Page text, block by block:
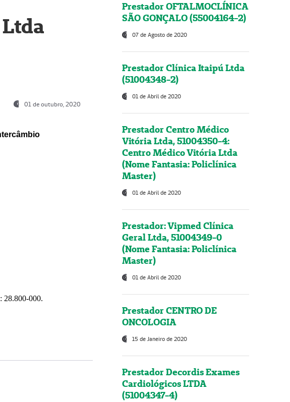
01 de outubro, 2020
28.800-000.
Prestador OFTALMOCLÍNICA
SÃO GONÇALO (55004164-2)
07 de Agosto de 2020
Prestador Clínica Itaipú Ltda
(51004348-2)
01 de Abril de 2020
Prestador Centro Médico
Vitória Ltda, 51004350-4:
Centro Médico Vitória Ltda
(Nome Fantasia: Policlínica
Master)
01 de Abril de 2020
Prestador: Vipmed Clínica
Geral Ltda, 51004349-0
(Nome Fantasia: Policlínica
Master)
01 de Abril de 2020
Prestador CENTRO DE
ONCOLOGIA
15 de Janeiro de 2020
Prestador Decordis Exames
Cardiológicos LTDA
(51004347-4)